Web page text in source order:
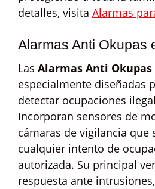
detalles, visita Alarmas
Alarmas Anti Okupas
Las Alarmas Anti Okupas
especialmente diseñadas
detectar ocupaciones
Incorporan sensores de
cámaras de vigilancia que
cualquier intento de
autorizada. Su principal
respuesta ante